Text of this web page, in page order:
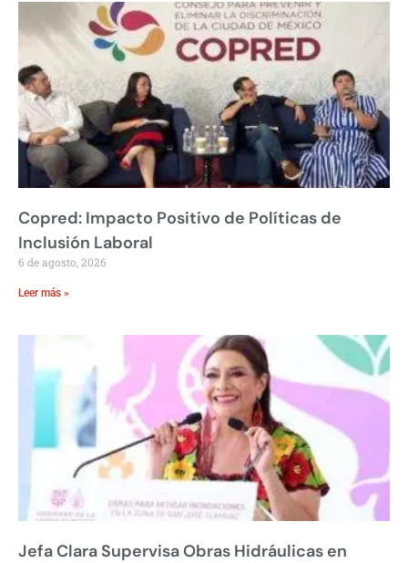
Copred: Impacto Positivo de Políticas de
Inclusión Laboral
6 de agosto, 2026
Leer más »
Jefa Clara Supervisa Obras Hidráulicas en